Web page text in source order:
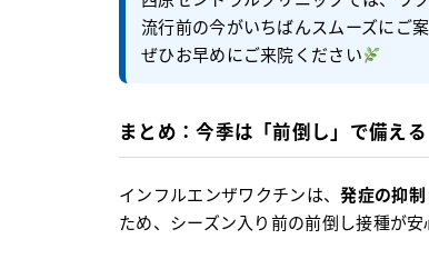
流行前の今がいちばんスムーズにご
ぜひお早めにご来院ください
まとめ：今季は「前倒し」で備える
インフルエンザワクチンは、発症の抑制
ため、シーズン入り前の前倒し接種が安